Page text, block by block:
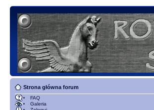
Strona główna forum
FAQ
Galeria